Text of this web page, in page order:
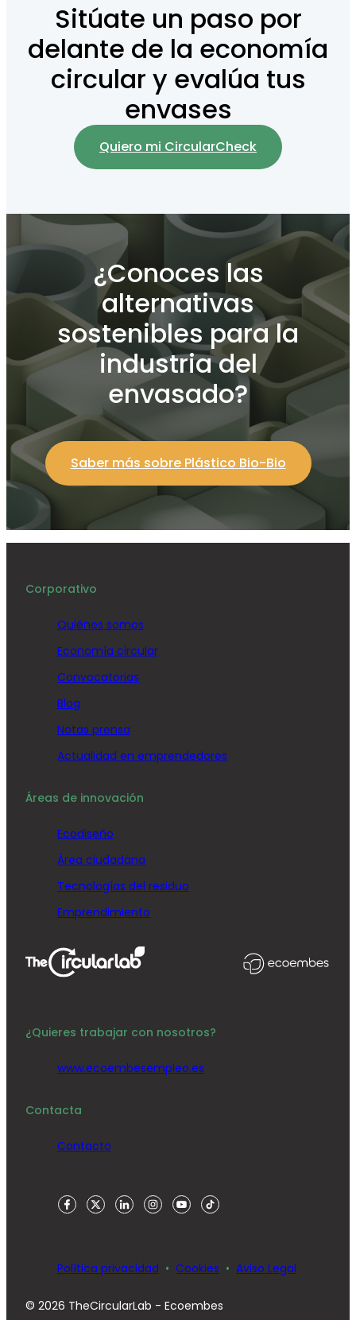
Sitúate un paso por
delante de la economía
circular y evalúa tus
envases
Quiero mi CircularCheck
¿Conoces las
alternativas
sostenibles para la
industria del
envasado?
Saber más sobre Plástico Bio-Bio
Corporativo
Quiénes somos
Economía circular
Convocatorias
Blog
Notas prensa
Actualidad en emprendedores
Áreas de innovación
Ecodiseño
Área ciudadana
Tecnologías del residuo
Emprendimiento
¿Quieres trabajar con nosotros?
www.ecoembesempleo.es
Contacta
Contacto
© 2026 TheCircularLab - Ecoembes
Política privacidad Cookies Aviso Legal